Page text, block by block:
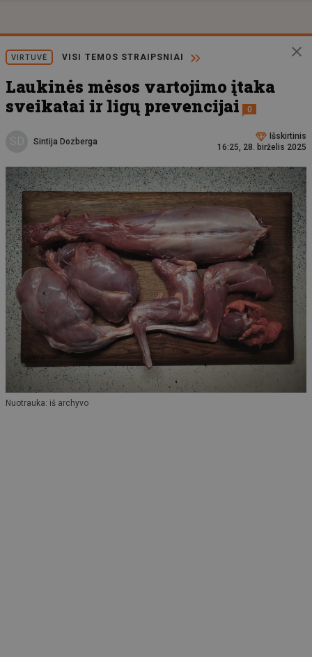
VIRTUVĖ VISI TEMOS STRAIPSNIAI
Laukinės mėsos vartojimo įtaka
sveikatai ir ligų prevencijai
0
Sintija Dozberga
Išskirtinis
16:25, 28. birželis 2025
Nuotrauka: iš archyvo